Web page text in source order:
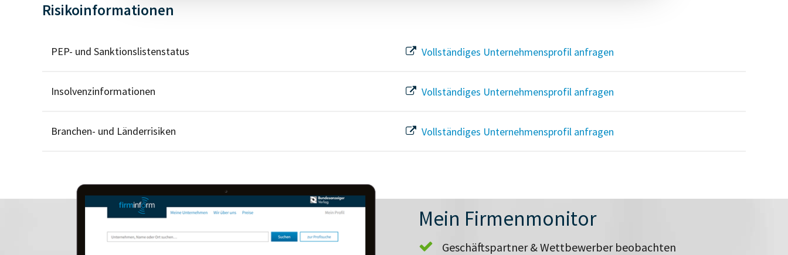
Risikoinformationen
PEP- und Sanktionslistenstatus Vollständiges Unternehmensprofil anfragen
Insolvenzinformationen Vollständiges Unternehmensprofil anfragen
Branchen- und Länderrisiken Vollständiges Unternehmensprofil anfragen
Mein Firmenmonitor
Geschäftspartner & Wettbewerber beobachten